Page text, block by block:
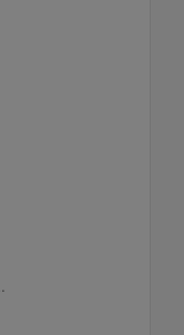
dk.da Nm